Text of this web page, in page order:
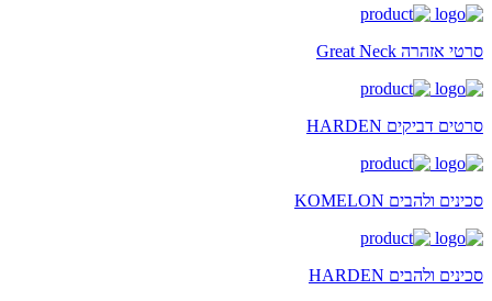
סרטי אזהרה Great Neck
סרטים דביקים HARDEN
סכינים ולהבים KOMELON
סכינים ולהבים HARDEN